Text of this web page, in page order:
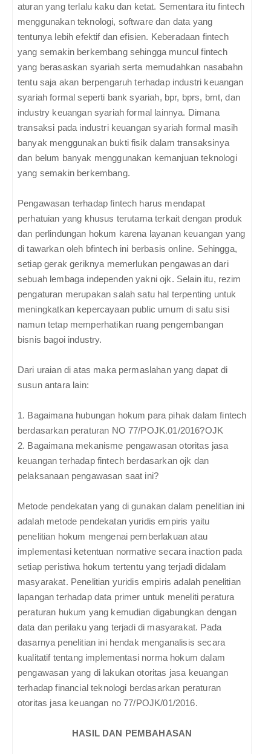
aturan yang terlalu kaku dan ketat. Sementara itu fintech
menggunakan teknologi, software dan data yang
tentunya lebih efektif dan efisien. Keberadaan fintech
yang semakin berkembang sehingga muncul fintech
yang berasaskan syariah serta memudahkan nasabahn
tentu saja akan berpengaruh terhadap industri keuangan
syariah formal seperti bank syariah, bpr, bprs, bmt, dan
industry keuangan syariah formal lainnya. Dimana
transaksi pada industri keuangan syariah formal masih
banyak menggunakan bukti fisik dalam transaksinya
dan belum banyak menggunakan kemanjuan teknologi
yang semakin berkembang.
Pengawasan terhadap fintech harus mendapat
perhatuian yang khusus terutama terkait dengan produk
dan perlindungan hokum karena layanan keuangan yang
di tawarkan oleh bfintech ini berbasis online. Sehingga,
setiap gerak geriknya memerlukan pengawasan dari
sebuah lembaga independen yakni ojk. Selain itu, rezim
pengaturan merupakan salah satu hal terpenting untuk
meningkatkan kepercayaan public umum di satu sisi
namun tetap memperhatikan ruang pengembangan
bisnis bagoi industry.
Dari uraian di atas maka permaslahan yang dapat di
susun antara lain:
1. Bagaimana hubungan hokum para pihak dalam fintech
berdasarkan peraturan NO 77/POJK.01/2016?OJK
2. Bagaimana mekanisme pengawasan otoritas jasa
keuangan terhadap fintech berdasarkan ojk dan
pelaksanaan pengawasan saat ini?
Metode pendekatan yang di gunakan dalam penelitian ini
adalah metode pendekatan yuridis empiris yaitu
penelitian hokum mengenai pemberlakuan atau
implementasi ketentuan normative secara inaction pada
setiap peristiwa hokum tertentu yang terjadi didalam
masyarakat. Penelitian yuridis empiris adalah penelitian
lapangan terhadap data primer untuk meneliti peratura
peraturan hukum yang kemudian digabungkan dengan
data dan perilaku yang terjadi di masyarakat. Pada
dasarnya penelitian ini hendak menganalisis secara
kualitatif tentang implementasi norma hokum dalam
pengawasan yang di lakukan otoritas jasa keuangan
terhadap financial teknologi berdasarkan peraturan
otoritas jasa keuangan no 77/POJK/01/2016.
HASIL DAN PEMBAHASAN